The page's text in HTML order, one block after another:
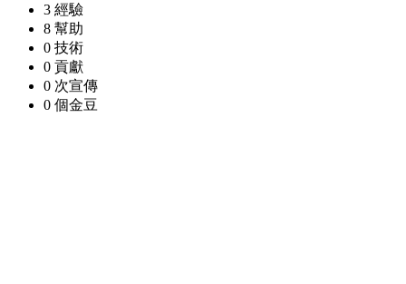
3 經驗
8 幫助
0 技術
0 貢獻
0 次宣傳
0 個金豆